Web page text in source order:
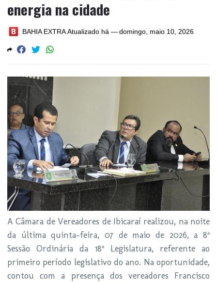
energia na cidade
BAHIA EXTRAAtualizado há —domingo, maio 10, 2026
A Câmara de Vereadores de Ibicaraí realizou, na noite
da última quinta-feira, 07 de maio de 2026, a 8ª
Sessão Ordinária da 18ª Legislatura, referente ao
primeiro período legislativo do ano. Na oportunidade,
contou com a presença dos vereadores Francisco